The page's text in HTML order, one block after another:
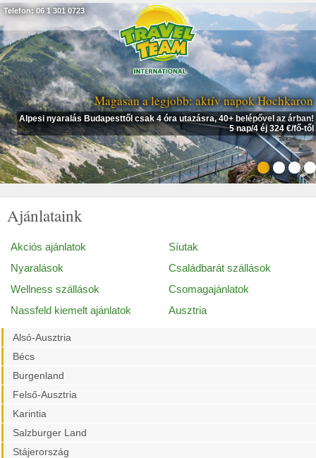
Magasan a legjobb: aktív napok Hochkaron
Alpesi nyaralás Budapesttől csak 4 óra utazásra, 40+ belépővel az árban!
5 nap/4 éj 324 €/fő-től
Telefon: 06 1 301 0723
Ajánlataink
Akciós ajánlatok
Síutak
Nyaralások
Családbarát szállások
Wellness szállások
Csomagajánlatok
Nassfeld kiemelt ajánlatok
Ausztria
Alsó-Ausztria
Bécs
Burgenland
Felső-Ausztria
Karintia
Salzburger Land
Stájerország